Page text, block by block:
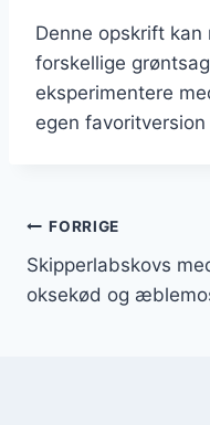
Denne opskrift
forskellige
eksperimentere
egen
FORRIGE
Skipperlabskovs
oksekød og